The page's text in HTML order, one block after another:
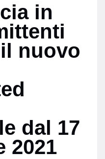
in
nuovo
dal 17
2021